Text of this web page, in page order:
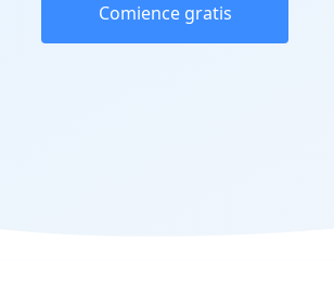
Comience gratis